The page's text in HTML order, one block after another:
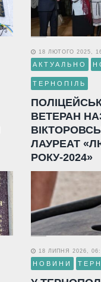
18 ЛЮТОГО 2025,
АКТУАЛЬНО
ТЕРНОПІЛЬ
ВЕТЕРАН
ЛАУРЕАТ
РОКУ-2024»
18 ЛИПНЯ 2026,
НОВИНИ